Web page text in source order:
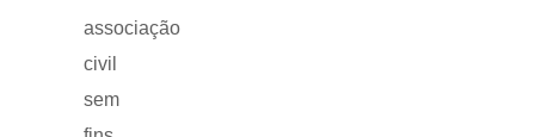
associação
civil
sem